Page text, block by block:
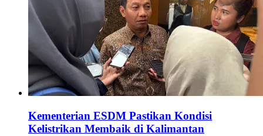
Kementerian ESDM Pastikan Kondisi
Kelistrikan Membaik di Kalimantan